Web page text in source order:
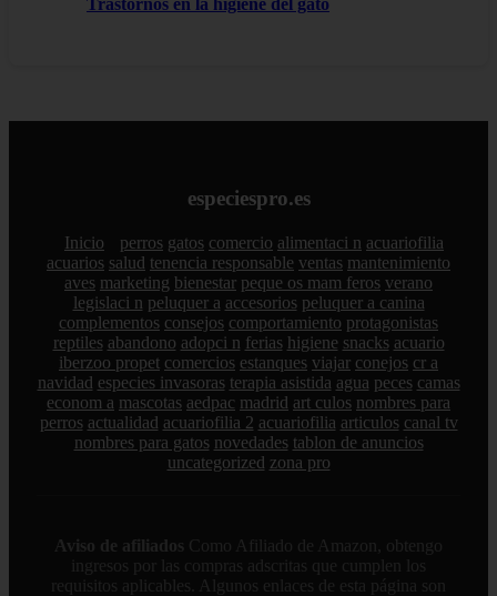
Trastornos en la higiene del gato
especiespro.es
Inicio perros gatos comercio alimentaci n acuariofilia
acuarios salud tenencia responsable ventas mantenimiento
aves marketing bienestar peque os mam feros verano
legislaci n peluquer a accesorios peluquer a canina
complementos consejos comportamiento protagonistas
reptiles abandono adopci n ferias higiene snacks acuario
iberzoo propet comercios estanques viajar conejos cr a
navidad especies invasoras terapia asistida agua peces camas
econom a mascotas aedpac madrid art culos nombres para
perros actualidad acuariofilia 2 acuariofilia articulos canal tv
nombres para gatos novedades tablon de anuncios
uncategorized zona pro
Aviso de afiliados Como Afiliado de Amazon, obtengo
ingresos por las compras adscritas que cumplen los
requisitos aplicables. Algunos enlaces de esta página son